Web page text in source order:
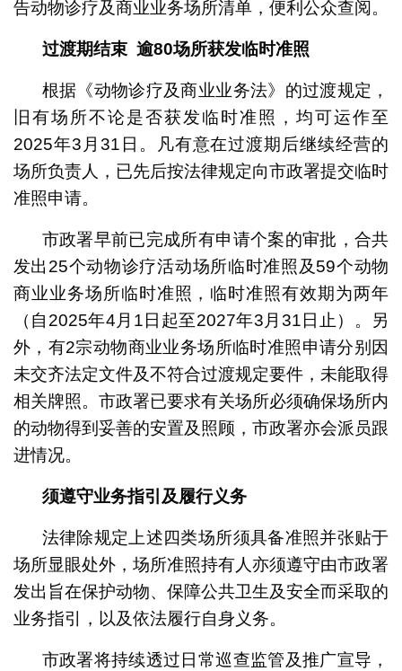
告动物诊疗及商业业务场所清单，便利公众查阅。
过渡期结束 逾80场所获发临时准照
根据《动物诊疗及商业业务法》的过渡规定，
旧有场所不论是否获发临时准照，均可运作至
2025年3月31日。凡有意在过渡期后继续经营的
场所负责人，已先后按法律规定向市政署提交临时
准照申请。
市政署早前已完成所有申请个案的审批，合共
发出25个动物诊疗活动场所临时准照及59个动物
商业业务场所临时准照，临时准照有效期为两年
（自2025年4月1日起至2027年3月31日止）。另
外，有2宗动物商业业务场所临时准照申请分别因
未交齐法定文件及不符合过渡规定要件，未能取得
相关牌照。市政署已要求有关场所必须确保场所内
的动物得到妥善的安置及照顾，市政署亦会派员跟
进情况。
须遵守业务指引及履行义务
法律除规定上述四类场所须具备准照并张贴于
场所显眼处外，场所准照持有人亦须遵守由市政署
发出旨在保护动物、保障公共卫生及安全而采取的
业务指引，以及依法履行自身义务。
市政署将持续透过日常巡查监管及推广宣导，